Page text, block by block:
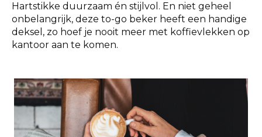
Hartstikke duurzaam én stijlvol. En niet geheel
onbelangrijk, deze to-go beker heeft een handige
deksel, zo hoef je nooit meer met koffievlekken op
kantoor aan te komen.